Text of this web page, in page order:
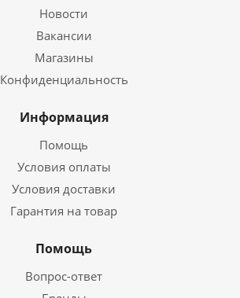
Новости
Вакансии
Магазины
Конфиденциальность
Информация
Помощь
Условия оплаты
Условия доставки
Гарантия на товар
Помощь
Вопрос-ответ